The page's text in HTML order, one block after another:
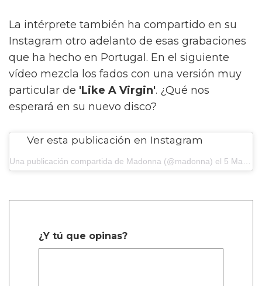
La intérprete también ha compartido en su
Instagram otro adelanto de esas grabaciones
que ha hecho en Portugal. En el siguiente
vídeo mezcla los fados con una versión muy
particular de 'Like A Virgin'. ¿Qué nos
esperará en su nuevo disco?
Ver esta publicación en Instagram
Una publicación compartida de Madonna (@madonna) el 5 Mar, 2019 a las 9:45 PST
¿Y tú que opinas?